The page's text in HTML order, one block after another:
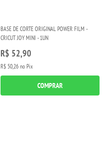
BASE DE CORTE ORIGINAL POWER FILM -
CRICUT JOY MINI - 1UN
R$ 52,90
R$ 50,26 no Pix
COMPRAR